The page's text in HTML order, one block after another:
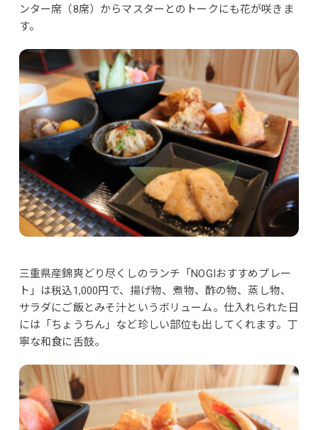
ンター席（8席）からマスターとのトークにも花が咲きま
す。
三重県産錦爽どり尽くしのランチ「NOGIおすすめプレー
ト」は税込1,000円で、揚げ物、煮物、酢の物、蒸し物、
サラダにご飯とみそ汁というボリューム。仕入れられた日
には「ちょうちん」など珍しい部位も出してくれます。丁
寧な和食に舌鼓。